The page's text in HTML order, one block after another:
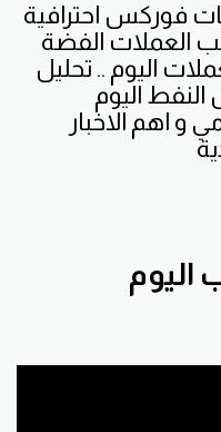
فوركس احترافية
العملات الفضة
اليوم .. تحليل
النفط اليوم
و اهم الاخبار